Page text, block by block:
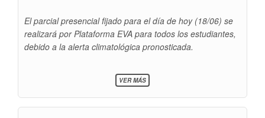
El parcial presencial fijado para el día de hoy (18/06) se
realizará por Plataforma EVA para todos los estudiantes,
debido a la alerta climatológica pronosticada.
VER MÁSSOBRE
PARCIAL